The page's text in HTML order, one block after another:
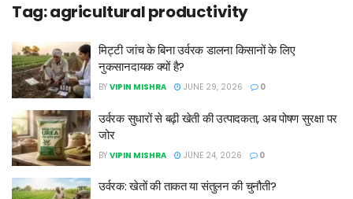
Tag:agricultural productivity
मिट्टी जांच के बिना उर्वरक डालना किसानों के लिए
नुकसानदायक क्यों है?
BY VIPIN MISHRA JUNE 29, 2026 0
उर्वरक सुधारों से बढ़ी खेती की उत्पादकता, अब पोषण सुरक्षा पर
जोर
BY VIPIN MISHRA JUNE 24, 2026 0
उर्वरक: खेतों की ताकत या संतुलन की चुनौती?